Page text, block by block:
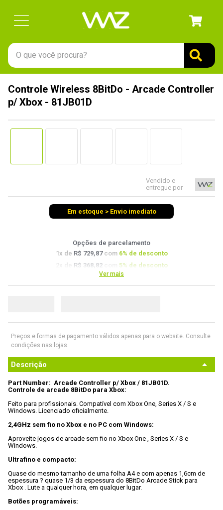
O que você procura?
Controle Wireless 8BitDo - Arcade Controller
p/ Xbox - 81JB01D
Vendido e
entregue por
Em estoque > Envio imediato
Opções de parcelamento
1x de R$ 729,87com 6% de desconto
2
R$ 368,82com 5% de desconto
3x deR$ 247,17com4.5% de desconto
Ver mais
Preços e formas de pagamento válidos apenas para o website. Consulte
condições nas lojas.
Descrição
Part Number:  Arcade Controller p/ Xbox / 81JB01D.
Controle de arcade 8BitDo para Xbox:
Feito para profissionais. Compatível com Xbox One, Series X / S e
Windows. Licenciado oficialmente.
2,4GHz sem fio no Xbox e no PC com Windows:
Aproveite jogos de arcade sem fio no Xbox One , Series X / S e
Windows.
Ultrafino e compacto:
Quase do mesmo tamanho de uma folha A4 e com apenas 1,6cm de
espessura ? quase 1/3 da espessura do 8BitDo Arcade Stick para
Xbox . Lute a qualquer hora, em qualquer lugar.
Botões programáveis:
1º
gabinete
3º
ssd
5º
openbox
7º
jonsbo
8º
controle
10º fractal